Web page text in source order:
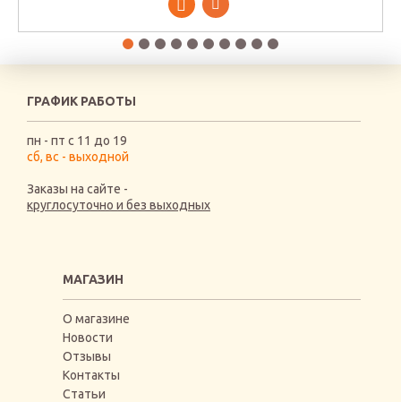
ГРАФИК РАБОТЫ
пн - пт с 11 до 19
сб, вс - выходной
Заказы на сайте -
круглосуточно и без выходных
МАГАЗИН
О магазине
Новости
Отзывы
Контакты
Статьи